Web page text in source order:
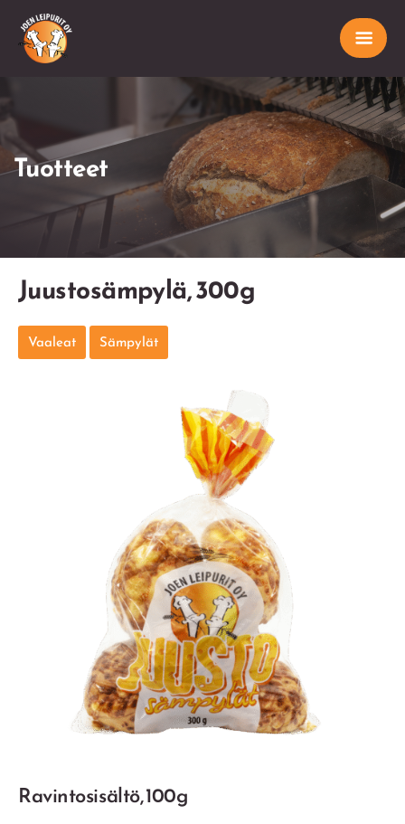
Tuotteet
Juustosämpylä, 300g
Vaaleat Sämpylät
Ravintosisältö, 100g